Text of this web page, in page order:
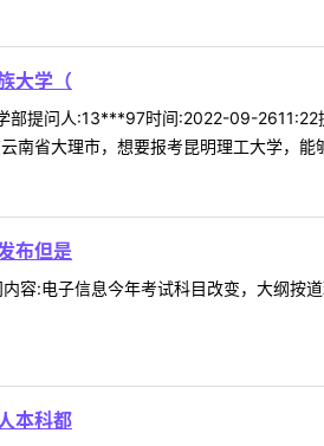
大学（
部提问人:13***97时间:2022-09-
南省大理市，想要报考昆明理工大学，能
布但是
:电子信息今年考试科目改变，大纲按
本科都